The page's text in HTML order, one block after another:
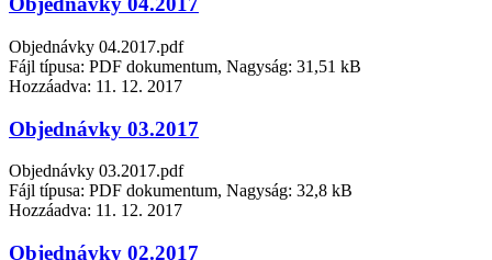
Objednávky 04.2017.pdf
Fájl típusa: PDF dokumentum, Nagyság: 31,51 kB
Hozzáadva: 11. 12. 2017
Objednávky 03.2017
Objednávky 03.2017.pdf
Fájl típusa: PDF dokumentum, Nagyság: 32,8 kB
Hozzáadva: 11. 12. 2017
Objednávky 02.2017